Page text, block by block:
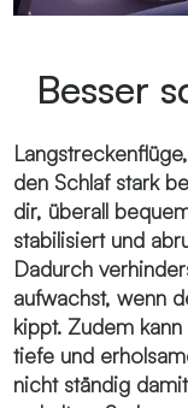
Besser
den Schlaf stark
dir, überall
stabilisiert und
Dadurch
aufwachst, wenn
kippt. Zudem
tiefe und
nicht ständig